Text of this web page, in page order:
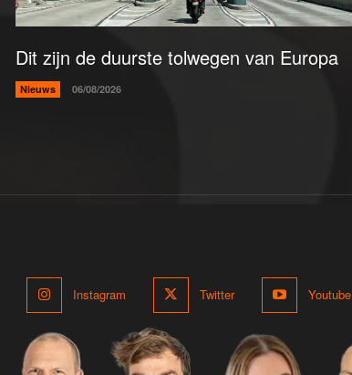
Dit zijn de duurste tolwegen van Europa
Nieuws 06/08/2026
Instagram Twitter Youtube